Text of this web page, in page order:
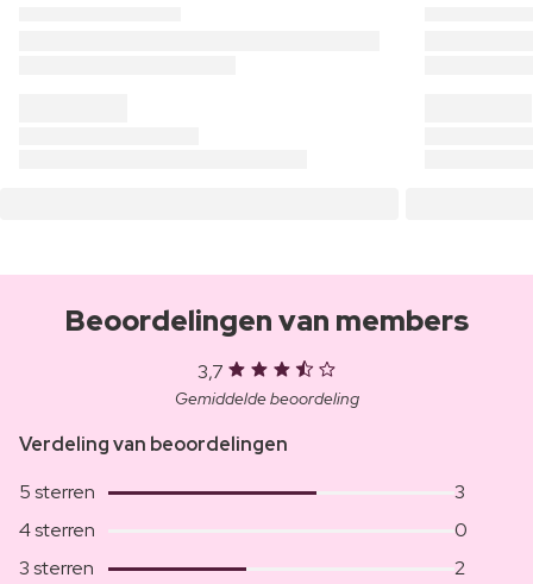
Beoordelingen van members
3,7
Gemiddelde beoordeling
Verdeling van beoordelingen
5 sterren
3
4 sterren
0
3 sterren
2